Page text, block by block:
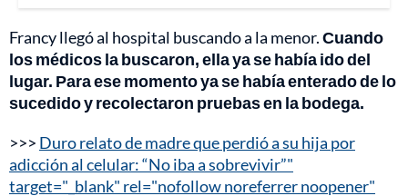
Francy llegó al hospital buscando a la menor.Cuando
los médicos la buscaron, ella ya se había ido del
lugar. Para ese momento ya se había enterado de lo
sucedido y recolectaron pruebas en la bodega.
>>> Duro relato de madre que perdió a su hija por
adicción al celular: “No iba a sobrevivir”"
target="_blank" rel="nofollow noreferrer noopener"